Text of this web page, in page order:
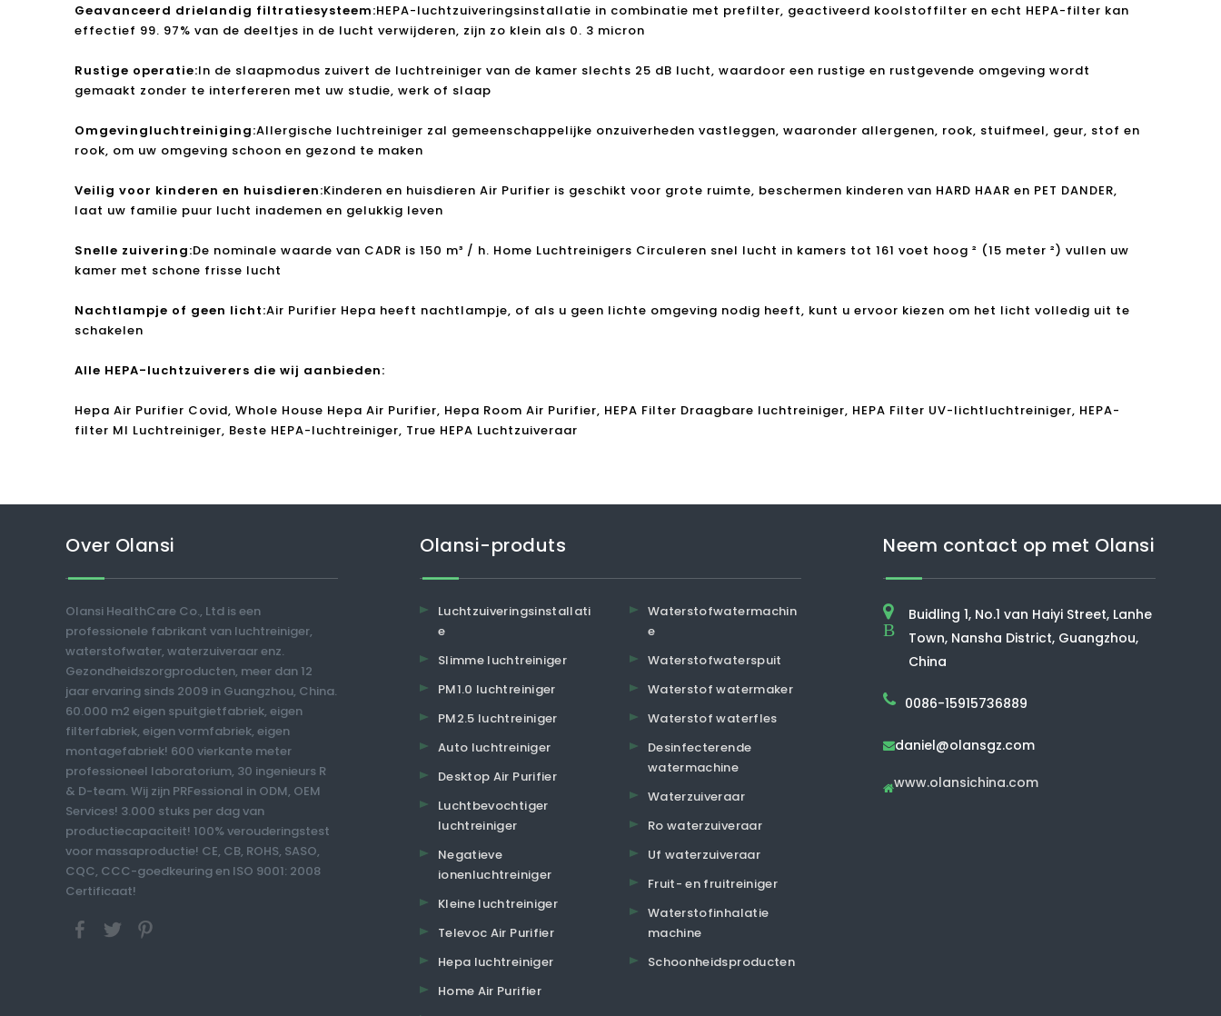
Geavanceerd drielandig filtratiesysteem:HEPA-luchtzuiveringsinstallatie in combinatie met prefilter, geactiveerd koolstoffilter en echt HEPA-filter kan
effectief 99. 97% van de deeltjes in de lucht verwijderen, zijn zo klein als 0. 3 micron
Rustige operatie:In de slaapmodus zuivert de luchtreiniger van de kamer slechts 25 dB lucht, waardoor een rustige en rustgevende omgeving wordt
gemaakt zonder te interfereren met uw studie, werk of slaap
Omgevingluchtreiniging:Allergische luchtreiniger zal gemeenschappelijke onzuiverheden vastleggen, waaronder allergenen, rook, stuifmeel, geur, stof en
rook, om uw omgeving schoon en gezond te maken
Veilig voor kinderen en huisdieren:Kinderen en huisdieren Air Purifier is geschikt voor grote ruimte, beschermen kinderen van HARD HAAR en PET DANDER,
laat uw familie puur lucht inademen en gelukkig leven
Snelle zuivering:De nominale waarde van CADR is 150 m³ / h. Home Luchtreinigers Circuleren snel lucht in kamers tot 161 voet hoog ² (15 meter ²) vullen uw
kamer met schone frisse lucht
Nachtlampje of geen licht:Air Purifier Hepa heeft nachtlampje, of als u geen lichte omgeving nodig heeft, kunt u ervoor kiezen om het licht volledig uit te
schakelen
Alle HEPA-luchtzuiverers die wij aanbieden:
Hepa Air Purifier Covid, Whole House Hepa Air Purifier, Hepa Room Air Purifier, HEPA Filter Draagbare luchtreiniger, HEPA Filter UV-lichtluchtreiniger, HEPA-
filter MI Luchtreiniger, Beste HEPA-luchtreiniger, True HEPA Luchtzuiveraar
Over Olansi
Olansi HealthCare Co., Ltd is een
professionele fabrikant van luchtreiniger,
waterstofwater, waterzuiveraar enz.
Gezondheidszorgproducten, meer dan 12
jaar ervaring sinds 2009 in Guangzhou, China.
60.000 m2 eigen spuitgietfabriek, eigen
filterfabriek, eigen vormfabriek, eigen
montagefabriek! 600 vierkante meter
professioneel laboratorium, 30 ingenieurs R
& D-team. Wij zijn PRFessional in ODM, OEM
Services! 3.000 stuks per dag van
productiecapaciteit! 100% verouderingstest
voor massaproductie! CE, CB, ROHS, SASO,
CQC, CCC-goedkeuring en ISO 9001: 2008
Certificaat!
Olansi-produts
Luchtzuiveringsinstallati
e
Slimme luchtreiniger
PM1.0 luchtreiniger
PM2.5 luchtreiniger
Auto luchtreiniger
Desktop Air Purifier
Luchtbevochtiger
luchtreiniger
Negatieve
ionenluchtreiniger
Kleine luchtreiniger
Televoc Air Purifier
Hepa luchtreiniger
Home Air Purifier
Waterstofwatermachin
e
Waterstofwaterspuit
Waterstof watermaker
Waterstof waterfles
Desinfecterende
watermachine
Waterzuiveraar
Ro waterzuiveraar
Uf waterzuiveraar
Fruit- en fruitreiniger
Waterstofinhalatie
machine
Schoonheidsproducten
Neem contact op met Olansi
B
Buidling 1, No.1 van Haiyi Street, Lanhe
Town, Nansha District, Guangzhou,
China
0086-15915736889
daniel@olansgz.com
www.olansichina.com